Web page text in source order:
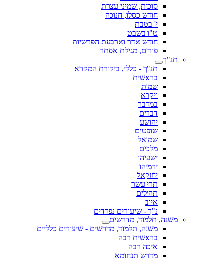
סוכות, שמיני עצרת
חודש כסלו, חנוכה
י' בטבת
ט"ו בשבט
חודש אדר וארבעת הפרשיות
פורים, מגילת אסתר
תנ"ך
תנ"ך - כללי, ביקורת המקרא
בראשית
שמות
ויקרא
במדבר
דברים
יהושע
שופטים
שמואל
מלכים
ישעיהו
ירמיהו
יחזקאל
תרי עשר
תהילים
איוב
נ"ך - שיעורים נפרדים
משנה, תלמוד, מדרשים
משנה, תלמוד, מדרשים - שיעורים כלליים
בראשית רבה
איכה רבה
מדרש תנחומא